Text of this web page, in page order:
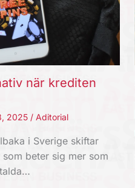
när krediten
2025 / Aditorial
i Sverige skiftar
beter sig mer som